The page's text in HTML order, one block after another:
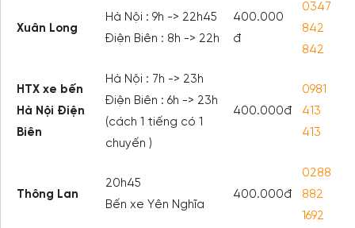
Xuân Long
Hà Nội : 9h -> 22h45
Điện Biên : 8h -> 22h
400.000
đ
0347
842
842
HTX xe bến
Hà Nội Điện
Biên
Hà Nội : 7h -> 23h
Điện Biên : 6h -> 23h
(cách 1 tiếng có 1
chuyến )
400.000đ
0981
413
413
Thông Lan
20h45
Bến xe Yên Nghĩa
400.000đ
0288
882
1692